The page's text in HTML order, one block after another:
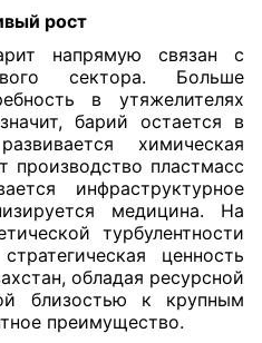
рост
напрямую связан с
сектора. Больше
в утяжелителях
барий остается в
химическая
производство пластмасс
инфраструктурное
медицина. На
турбулентности
ценность
обладая ресурсной
близостью к крупным
преимущество.